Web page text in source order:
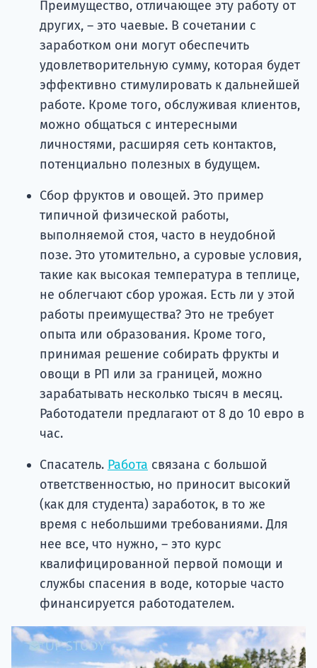
Преимущество, отличающее эту работу от
других, – это чаевые. В сочетании с
заработком они могут обеспечить
удовлетворительную сумму, которая будет
эффективно стимулировать к дальнейшей
работе. Кроме того, обслуживая клиентов,
можно общаться с интересными
личностями, расширяя сеть контактов,
потенциально полезных в будущем.
Сбор фруктов и овощей. Это пример
типичной физической работы,
выполняемой стоя, часто в неудобной
позе. Это утомительно, а суровые условия,
такие как высокая температура в теплице,
не облегчают сбор урожая. Есть ли у этой
работы преимущества? Это не требует
опыта или образования. Кроме того,
принимая решение собирать фрукты и
овощи в РП или за границей, можно
зарабатывать несколько тысяч в месяц.
Работодатели предлагают от 8 до 10 евро в
час.
Спасатель. Работа связана с большой
ответственностью, но приносит высокий
(как для студента) заработок, в то же
время с небольшими требованиями. Для
нее все, что нужно, – это курс
квалифицированной первой помощи и
службы спасения в воде, которые часто
финансируется работодателем.